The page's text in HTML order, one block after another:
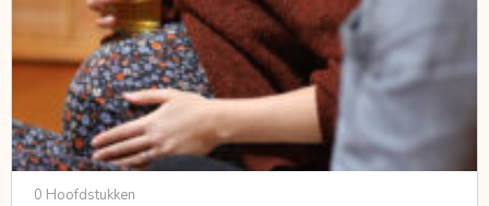
0 Hoofdstukken